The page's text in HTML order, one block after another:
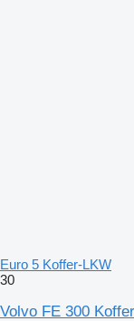
Euro 5 Koffer-LKW
30
Volvo FE 300